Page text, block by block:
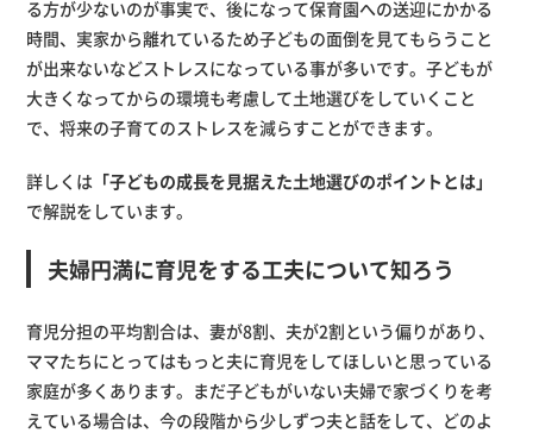
る方が少ないのが事実で、後になって保育園への送迎にかかる
時間、実家から離れているため子どもの面倒を見てもらうこと
が出来ないなどストレスになっている事が多いです。子どもが
大きくなってからの環境も考慮して土地選びをしていくこと
で、将来の子育てのストレスを減らすことができます。
詳しくは 「子どもの成長を見据えた土地選びのポイントとは」
で解説をしています。
夫婦円満に育児をする工夫について知ろう
育児分担の平均割合は、妻が8割、夫が2割という偏りがあり、
ママたちにとってはもっと夫に育児をしてほしいと思っている
家庭が多くあります。まだ子どもがいない夫婦で家づくりを考
えている場合は、今の段階から少しずつ夫と話をして、どのよ